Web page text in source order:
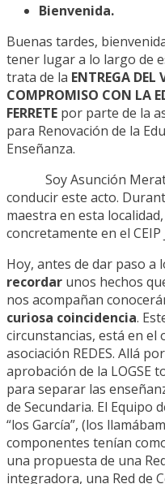
Bienvenida.
Buenas tardes,
tener lugar a lo largo de
trata de la ENTREGA DEL
COMPROMISO CON LA
FERRETE por parte de la
para Renovación de la
Enseñanza.
Soy Asunción Merat,
conducir este acto.
maestra en esta
concretamente en el CEIP
Hoy, antes de dar paso a
recordar unos hechos
nos acompañan
curiosa coincidencia.
circunstancias, está en el
asociación REDES. Allá
aprobación de la LOGSE
para separar las
de Secundaria. El Equipo
“los García”, (los
componentes tenían
una propuesta de una
integradora, una Red de